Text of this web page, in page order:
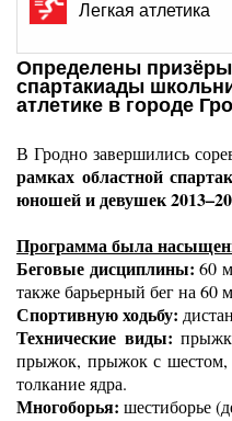
Легкая атлетика
Определены
спартакиады
атлетике в городе
В Гродно завершились
рамках областной
юношей и девушек
Программа была
Беговые дисциплины: 60
также барьерный бег на 60
Спортивную ходьбу:
Технические виды:
прыжок, прыжок с шестом,
толкание ядра.
Многоборья: шестиборье